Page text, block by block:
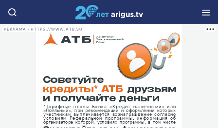
РЕКЛАМА • HTTPS://WWW.ATB.SU